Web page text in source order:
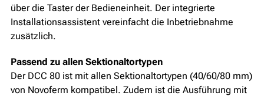
über die Taster der Bedieneinheit. Der integrierte
Installationsassistent vereinfacht die Inbetriebnahme
zusätzlich.
Passend zu allen Sektionaltortypen
Der DCC 80 ist mit allen Sektionaltortypen (40/60/80 mm)
von Novoferm kompatibel. Zudem ist die Ausführung mit